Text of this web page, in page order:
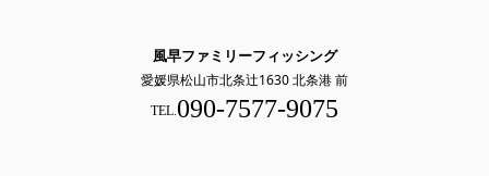
風早ファミリーフィッシング
愛媛県松山市北条辻1630 北条港 前
TEL.090-7577-9075